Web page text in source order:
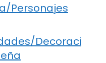
Personajes
Decoraci